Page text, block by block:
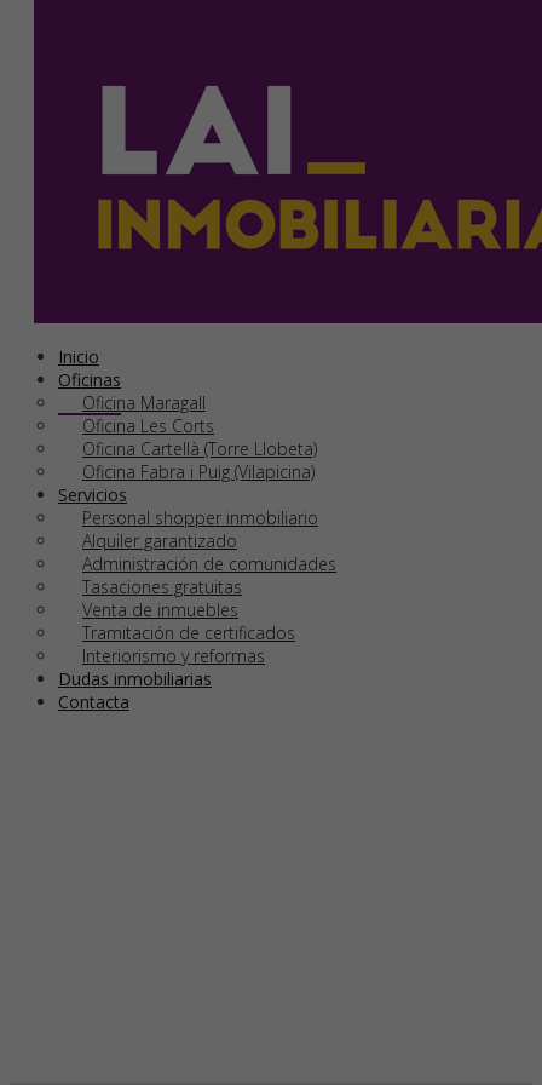
Inicio
Oficinas
Oficina Maragall
Oficina Les Corts
Oficina Cartellà (Torre Llobeta)
Oficina Fabra i Puig (Vilapicina)
Servicios
Personal shopper inmobiliario
Alquiler garantizado
Administración de comunidades
Tasaciones gratuitas
Venta de inmuebles
Tramitación de certificados
Interiorismo y reformas
Dudas inmobiliarias
Contacta